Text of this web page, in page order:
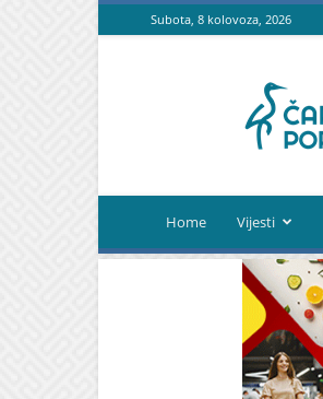
Subota, 8 kolovoza, 2026
Home Vijesti